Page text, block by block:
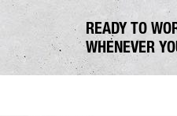
READY TO
WHENEVER